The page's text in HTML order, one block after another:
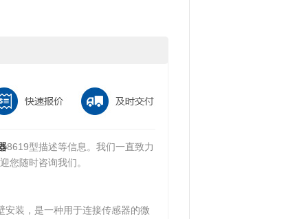
8619型描述等信息。我们一直致力
您随时咨询我们。
装，是一种用于连接传感器的微